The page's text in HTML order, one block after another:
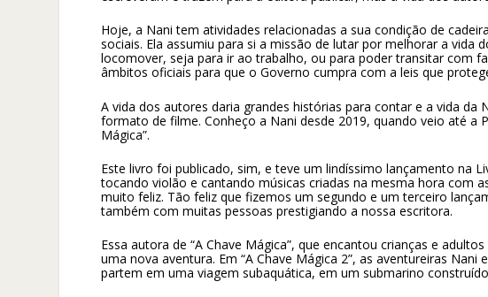
Hoje, a Nani tem atividades relacionadas a sua condição de
sociais. Ela assumiu para si a missão de lutar por melhorar a vida
locomover, seja para ir ao trabalho, ou para poder transitar com
âmbitos oficiais para que o Governo cumpra com a leis que
A vida dos autores daria grandes histórias para contar e a vida
formato de filme. Conheço a Nani desde 2019, quando veio até a
Mágica”.
Este livro foi publicado, sim, e teve um lindíssimo lançamento na
tocando violão e cantando músicas criadas na mesma hora com
muito feliz. Tão feliz que fizemos um segundo e um terceiro
também com muitas pessoas prestigiando a nossa escritora.
Essa autora de “A Chave Mágica”, que encantou crianças e
uma nova aventura. Em “A Chave Mágica 2”, as aventureiras
partem em uma viagem subaquática, em um submarino